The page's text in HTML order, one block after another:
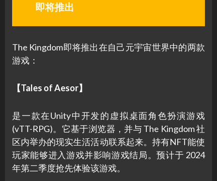
即将推出
The Kingdom即将推出在自己元宇宙世界中的两款
游戏：
【Tales of Aesor】
是一款在Unity中开发的虚拟桌面角色扮演游戏
(vTT-RPG)。它基于浏览器，并与 The Kingdom 社
区内举办的现实生活活动联系起来。持有NFT能使
玩家能够进入游戏并影响游戏结局。预计于 2024
年第二季度抢先体验该游戏。